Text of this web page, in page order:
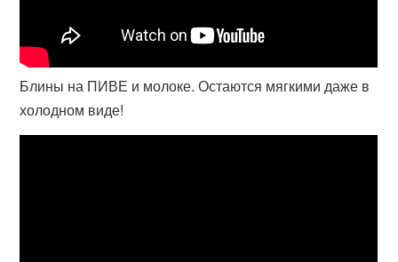
Блины на ПИВЕ и молоке. Остаются мягкими даже в
холодном виде!